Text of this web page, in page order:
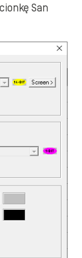
San